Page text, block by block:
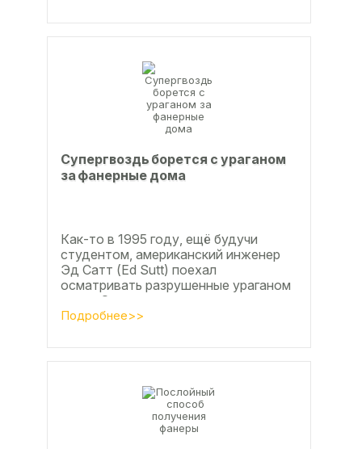
Супергвоздь борется с ураганом
за фанерные дома
Как-то в 1995 году, ещё будучи
студентом, американский инженер
Эд Сатт (Ed Sutt) поехал
осматривать разрушенные ураганом
дома. Он удивился, что ударов
стихии в большинстве случаев не...
Подробнее>>